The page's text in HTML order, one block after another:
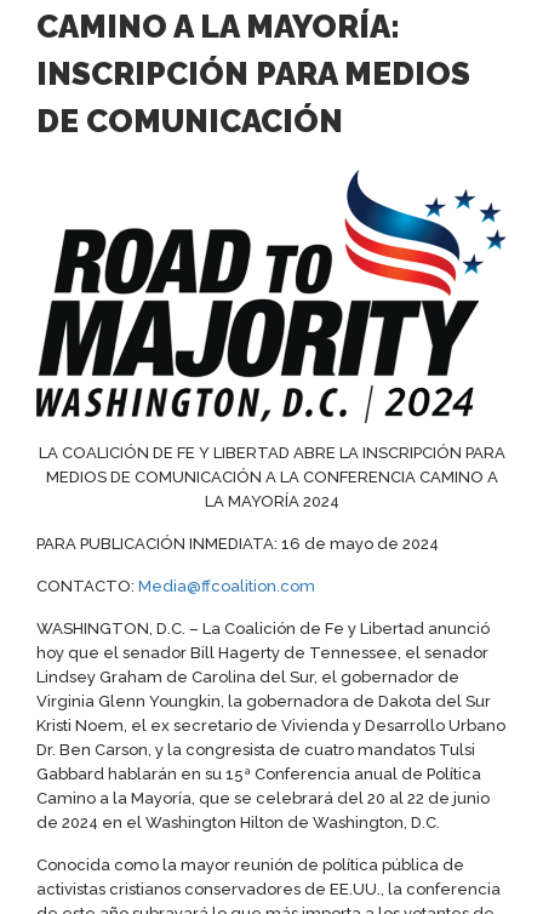
CAMINO A LA MAYORÍA:
INSCRIPCIÓN PARA MEDIOS
DE COMUNICACIÓN
LA COALICIÓN DE FE Y LIBERTAD ABRE LA INSCRIPCIÓN PARA
MEDIOS DE COMUNICACIÓN A LA CONFERENCIA CAMINO A
LA MAYORÍA 2024
PARA PUBLICACIÓN INMEDIATA: 16 de mayo de 2024
CONTACTO: Media@ffcoalition.com
WASHINGTON, D.C. – La Coalición de Fe y Libertad anunció
hoy que el senador Bill Hagerty de Tennessee, el senador
Lindsey Graham de Carolina del Sur, el gobernador de
Virginia Glenn Youngkin, la gobernadora de Dakota del Sur
Kristi Noem, el ex secretario de Vivienda y Desarrollo Urbano
Dr. Ben Carson, y la congresista de cuatro mandatos Tulsi
Gabbard hablarán en su 15ª Conferencia anual de Política
Camino a la Mayoría, que se celebrará del 20 al 22 de junio
de 2024 en el Washington Hilton de Washington, D.C.
Conocida como la mayor reunión de política pública de
activistas cristianos conservadores de EE.UU., la conferencia